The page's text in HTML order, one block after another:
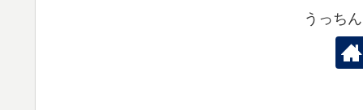
うっち